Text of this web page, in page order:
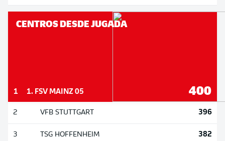
CENTROS DESDE JUGADA
1 1. FSV MAINZ 05 400
2 VFB STUTTGART 396
3 TSG HOFFENHEIM 382